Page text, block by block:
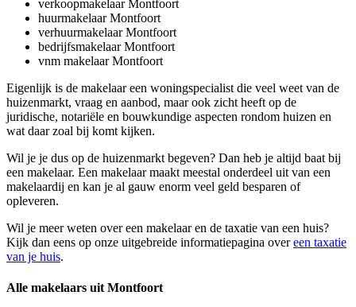
verkoopmakelaar Montfoort
huurmakelaar Montfoort
verhuurmakelaar Montfoort
bedrijfsmakelaar Montfoort
vnm makelaar Montfoort
Eigenlijk is de makelaar een woningspecialist die veel weet van de
huizenmarkt, vraag en aanbod, maar ook zicht heeft op de
juridische, notariële en bouwkundige aspecten rondom huizen en
wat daar zoal bij komt kijken.
Wil je je dus op de huizenmarkt begeven? Dan heb je altijd baat bij
een makelaar. Een makelaar maakt meestal onderdeel uit van een
makelaardij en kan je al gauw enorm veel geld besparen of
opleveren.
Wil je meer weten over een makelaar en de taxatie van een huis?
Kijk dan eens op onze uitgebreide informatiepagina overeen taxatie
van je huis.
Alle makelaars uit Montfoort